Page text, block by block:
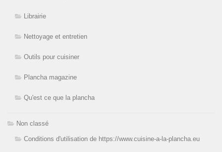
Librairie
Nettoyage et entretien
Outils pour cuisiner
Plancha magazine
Qu'est ce que la plancha
Non classé
Conditions d'utilisation de https://www.cuisine-a-la-plancha.eu